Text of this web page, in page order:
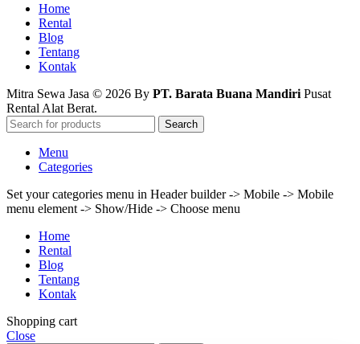
Home
Rental
Blog
Tentang
Kontak
Mitra Sewa Jasa © 2026 By PT. Barata Buana Mandiri Pusat
Rental Alat Berat.
Search
Menu
Categories
Set your categories menu in Header builder -> Mobile -> Mobile
menu element -> Show/Hide -> Choose menu
Home
Rental
Blog
Tentang
Kontak
Shopping cart
Close